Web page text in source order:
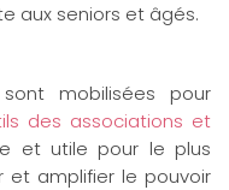
aux seniors et âgés.
mobilisées pour
des associations et
et utile pour le plus
et amplifier le pouvoir